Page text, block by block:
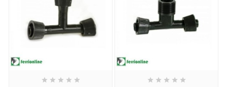
         